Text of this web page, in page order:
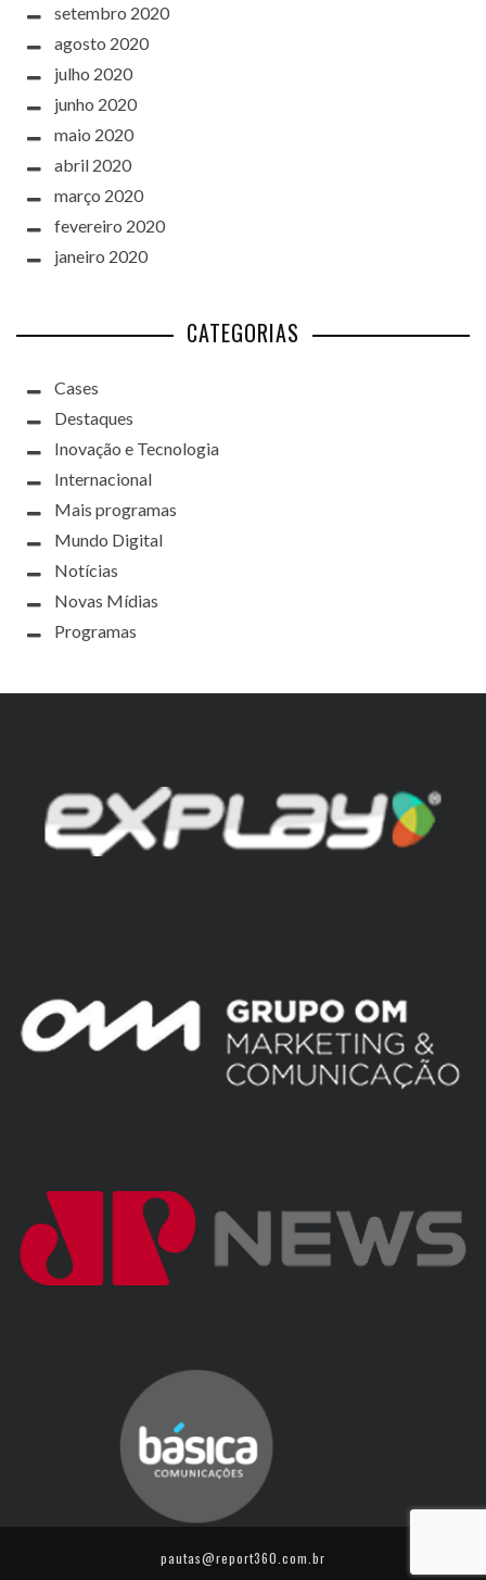
setembro 2020
agosto 2020
julho 2020
junho 2020
maio 2020
abril 2020
março 2020
fevereiro 2020
janeiro 2020
CATEGORIAS
Cases
Destaques
Inovação e Tecnologia
Internacional
Mais programas
Mundo Digital
Notícias
Novas Mídias
Programas
pautas@report360.com.br